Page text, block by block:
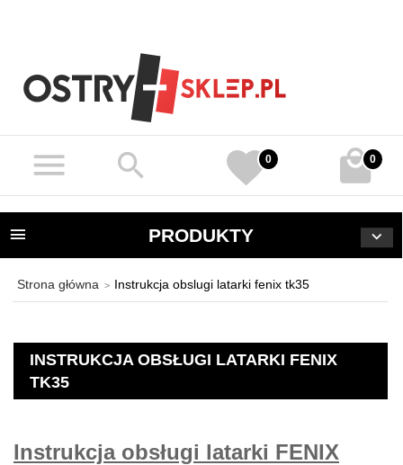
0
PRODUKTY
Strona główna Instrukcja obslugi latarki fenix tk35
INSTRUKCJA OBSŁUGI LATARKI FENIX
TK35
Instrukcja obsługi latarki FENIX